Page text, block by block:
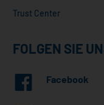
Trust Center
FOLGEN SIE
Facebook